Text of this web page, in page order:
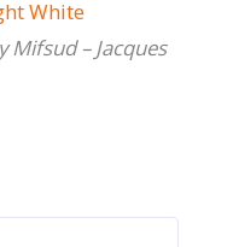
White
Mifsud – Jacques